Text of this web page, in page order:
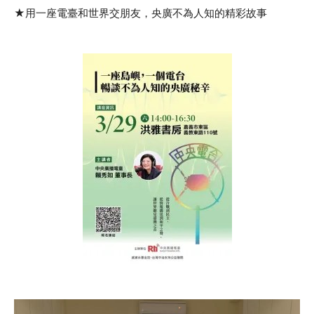
★用一座電臺和世界交朋友，央廣不為人知的精彩故事